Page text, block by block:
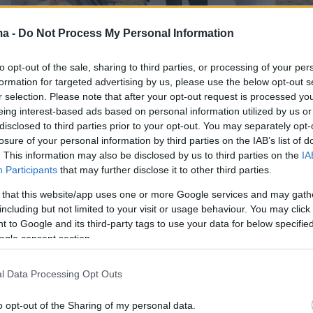
- Do Not Process My Personal Information
opt-out of the sale, sharing to third parties, or processing of your
for targeted advertising by us, please use the below opt-out
selection. Please note that after your opt-out request is processed
interest-based ads based on personal information utilized by us
to third parties prior to your opt-out. You may separately
of your personal information by third parties on the IAB’s list of
This information may also be disclosed by us to third parties on the
Participants that may further disclose it to other third parties.
that this website/app uses one or more Google services and may
but not limited to your visit or usage behaviour. You may
to Google and its third-party tags to use your data for below
consent section.
Data Processing Opt Outs
opt-out of the Sharing of my personal data.
και ο Κάνιε Γουέστ παντρεύτηκαν στις
2014. Η τελετή έγινε στην Ιταλία, αλλά ο
διήμερη περιοδεία, η οποία ξεκίνησε από
οίκου Balmain. Την επόμενη μέρα, αλλά και
του γάμου η νύφη επέλεξε να ντυθεί με
οίκο Valentino.